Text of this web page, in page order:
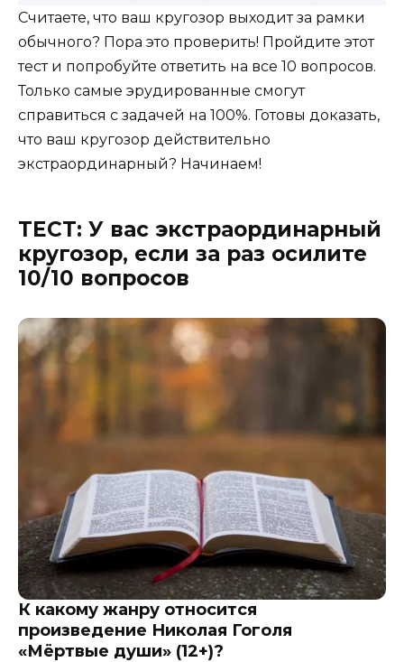
Считаете, что ваш кругозор выходит за рамки
обычного? Пора это проверить! Пройдите этот
тест и попробуйте ответить на все 10 вопросов.
Только самые эрудированные смогут
справиться с задачей на 100%. Готовы доказать,
что ваш кругозор действительно
экстраординарный? Начинаем!
ТЕСТ: У вас экстраординарный
кругозор, если за раз осилите
10/10 вопросов
К какому жанру относится
произведение Николая Гоголя
«Мёртвые души» (12+)?